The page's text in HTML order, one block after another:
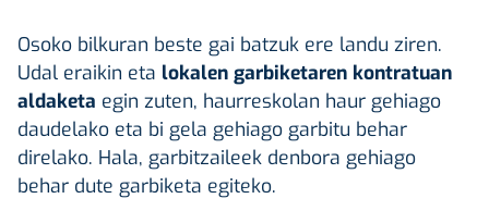
Osoko bilkuran beste gai batzuk ere landu ziren.
Udal eraikin eta lokalen garbiketaren kontratuan
aldaketa egin zuten, haurreskolan haur gehiago
daudelako eta bi gela gehiago garbitu behar
direlako. Hala, garbitzaileek denbora gehiago
behar dute garbiketa egiteko.